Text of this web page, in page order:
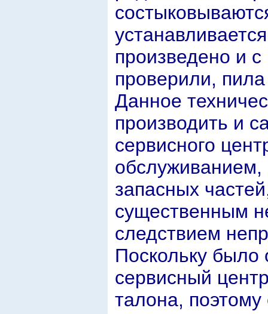
произведено и
проверили,
Данное
производить и
сервисного
обслуживанием,
запасных
существенным
следствием
Поскольку было
сервисный
талона,